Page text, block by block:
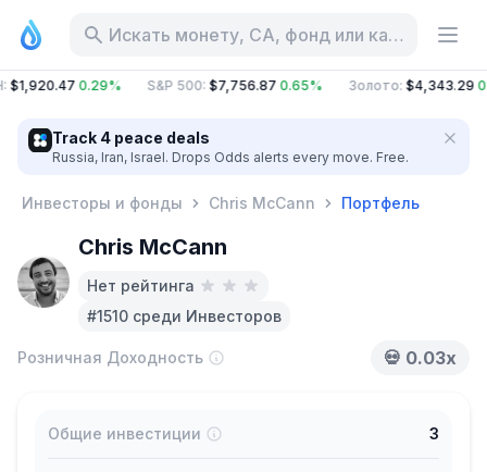
Искать монету, CA, фонд или категорию
$1,920.47 0.29% S&P 500:$7,756.87 0.65% Золото:$4,343.29
Track 4 peace deals
Russia, Iran, Israel. Drops Odds alerts every move. Free.
Инвесторы и фонды Chris McCann Портфель
Chris McCann
Нет рейтинга
#1510 среди Инвесторов
Розничная Доходность 💀 0.03x
Общие инвестиции 3